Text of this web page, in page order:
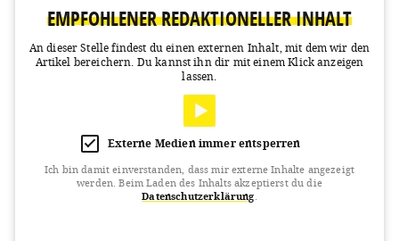
A post shared by Katopazzo (@kato.pazzo)on Mar 16, 2020 at 1:40pm PDT
EMPFOHLENER REDAKTIONELLER INHALT
An dieser Stelle findest du einen externen Inhalt, mit dem wir den
Artikel bereichern. Du kannst ihn dir mit einem Klick anzeigen
lassen.
Externe Medien immer entsperren
Ich bin damit einverstanden, dass mir externe Inhalte angezeigt
werden. Beim Laden des Inhalts akzeptierst du die
Datenschutzerklärung